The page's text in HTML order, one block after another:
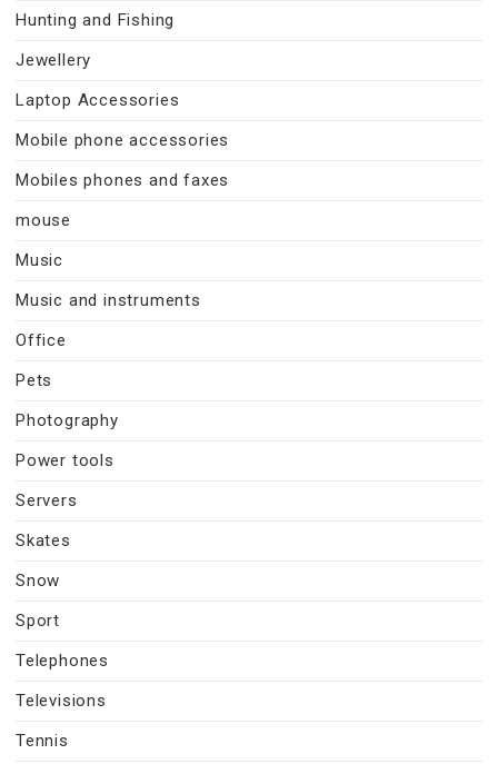
Hunting and Fishing
Jewellery
Laptop Accessories
Mobile phone accessories
Mobiles phones and faxes
mouse
Music
Music and instruments
Office
Pets
Photography
Power tools
Servers
Skates
Snow
Sport
Telephones
Televisions
Tennis